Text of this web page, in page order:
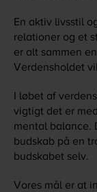
En aktiv livsstil
relationer og et
er alt sammen
Verdensholdet
I løbet af
vigtigt det er
mental balance.
budskab på en
budskabet selv.
Vores mål er at